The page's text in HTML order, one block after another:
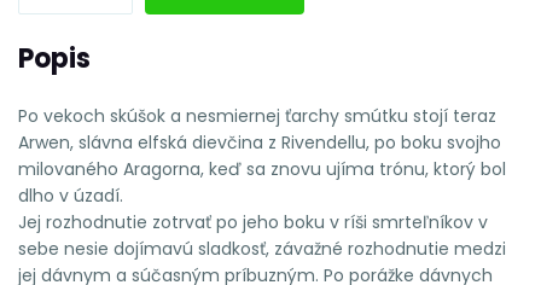
Popis
Po vekoch skúšok a nesmiernej ťarchy smútku stojí teraz
Arwen, slávna elfská dievčina z Rivendellu, po boku svojho
milovaného Aragorna, keď sa znovu ujíma trónu, ktorý bol
dlho v úzadí.
Jej rozhodnutie zotrvať po jeho boku v ríši smrteľníkov v
sebe nesie dojímavú sladkosť, závažné rozhodnutie medzi
jej dávnym a súčasným príbuzným. Po porážke dávnych